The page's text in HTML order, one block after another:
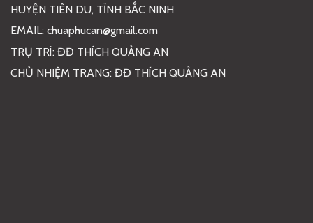
HUYỆN TIÊN DU, TỈNH BẮC NINH
EMAIL: chuaphucan@gmail.com
TRỤ TRÌ: ĐĐ THÍCH QUẢNG AN
CHỦ NHIỆM TRANG: ĐĐ THÍCH QUẢNG AN